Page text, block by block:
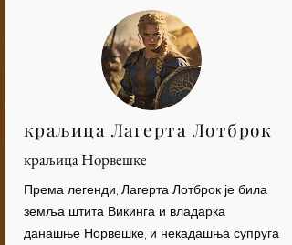
краљица Лагерта Лотброк
краљица Норвешке
Према легенди, Лагерта Лотброк је била
земља штита Викинга и владарка
данашње Норвешке, и некадашња супруга